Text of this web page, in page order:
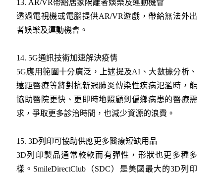
13. AR/VR帶給居家隔離者娛樂及運動機會
透過電視機或電腦提供AR/VR遊戲，帶給無法外出
者娛樂及運動機會。
14. 5G通訊技術加速解決疫情
5G應用範圍十分廣泛，上述提及AI、大數據分析、
遠距醫療等將對抗新冠肺炎傳染性疾病氾濫時，能
協助醫院更快、更即時地照顧到偏鄉病患的醫療需
求，爭取更多診治時間，也減少資源的浪費。
15. 3D列印可協助供應更多醫療短缺用品
3D列印製品通常較軟而有彈性，形狀也更多種多
樣。SmileDirectClub（SDC）是美國最大的3D列印